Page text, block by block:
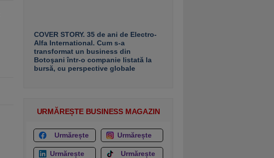
COVER STORY. 35 de ani de Electro-
Alfa International. Cum s-a
transformat un business din
Botoşani într-o companie listată la
bursă, cu perspective globale
URMĂREȘTE BUSINESS MAGAZIN
Urmărește Urmărește
Urmărește Urmărește